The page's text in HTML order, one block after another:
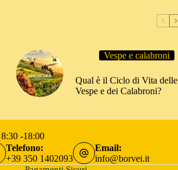
€
Vespe e calabroni
Qual è il Ciclo di Vita delle
Vespe e dei Calabroni?
-18:00
Telefono:
+39 350 1402093
Email:
info@borvei.it